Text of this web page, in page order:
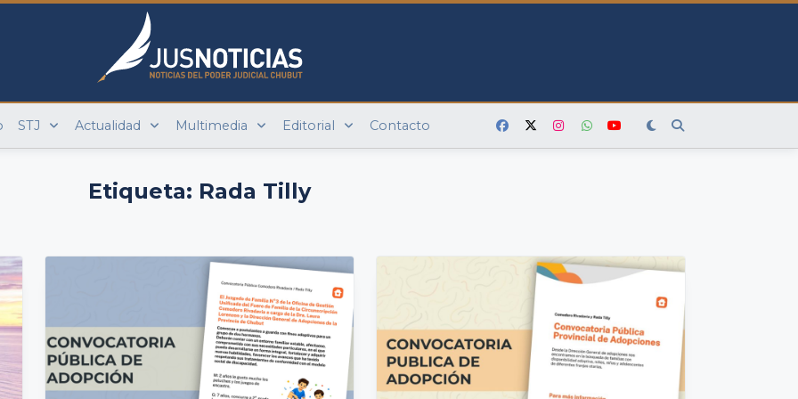
STJ Actualidad Multimedia Editorial Contacto
Etiqueta: Rada Tilly